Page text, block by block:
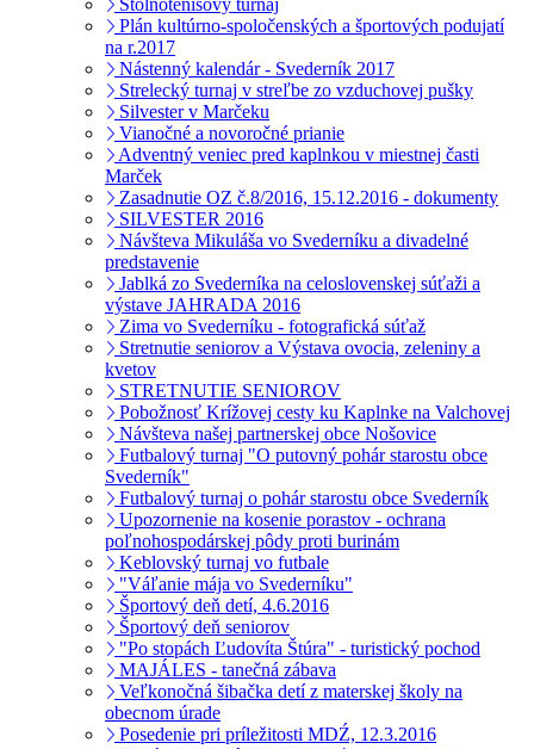
Plán kultúrno-spoločenských a športových podujatí
na r.2017
Nástenný kalendár - Svederník 2017
Strelecký turnaj v streľbe zo vzduchovej pušky
Silvester v Marčeku
Vianočné a novoročné prianie
Adventný veniec pred kaplnkou v miestnej časti
Marček
Zasadnutie OZ č.8/2016, 15.12.2016 - dokumenty
SILVESTER 2016
Návšteva Mikuláša vo Svederníku a divadelné
predstavenie
Jablká zo Svederníka na celoslovenskej súťaži a
výstave JAHRADA 2016
Zima vo Svederníku - fotografická súťaž
Stretnutie seniorov a Výstava ovocia, zeleniny a
kvetov
STRETNUTIE SENIOROV
Pobožnosť Krížovej cesty ku Kaplnke na Valchovej
Návšteva našej partnerskej obce Nošovice
Futbalový turnaj "O putovný pohár starostu obce
Svederník"
Futbalový turnaj o pohár starostu obce Svederník
Upozornenie na kosenie porastov - ochrana
poľnohospodárskej pôdy proti burinám
Keblovský turnaj vo futbale
"Váľanie mája vo Svederníku"
Športový deň detí, 4.6.2016
Športový deň seniorov
"Po stopách Ľudovíta Štúra" - turistický pochod
MAJÁLES - tanečná zábava
Veľkonočná šibačka detí z materskej školy na
obecnom úrade
Posedenie pri príležitosti MDŹ, 12.3.2016